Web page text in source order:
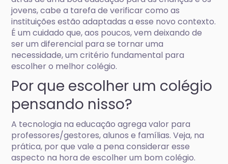
jovens, cabe a tarefa de verificar como as
instituições estão adaptadas a esse novo contexto.
É um cuidado que, aos poucos, vem deixando de
ser um diferencial para se tornar uma
necessidade, um critério fundamental para
escolher o melhor colégio.
Por que escolher um colégio
pensando nisso?
A tecnologia na educação agrega valor para
professores/gestores, alunos e famílias. Veja, na
prática, por que vale a pena considerar esse
aspecto na hora de escolher um bom colégio.